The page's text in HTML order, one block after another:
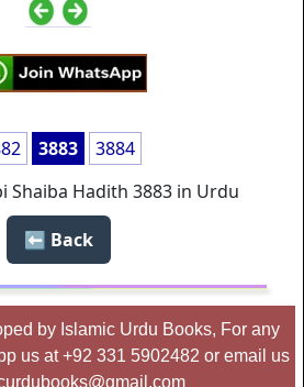
3883
3884
Shaiba Hadith 3883 in Urdu
Back ⬅️
by Islamic Urdu Books, For any
us at +92 331 5902482 or email us